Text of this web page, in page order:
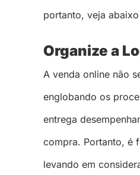
portanto, veja
Organize a
A venda online não
englobando os
entrega
compra. Portanto, é
levando em